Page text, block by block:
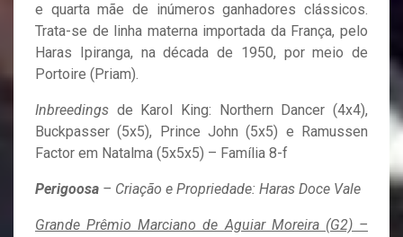
e quarta mãe de inúmeros ganhadores clássicos.
Trata-se de linha materna importada da França, pelo
Haras Ipiranga, na década de 1950, por meio de
Portoire (Priam).
Inbreedings de Karol King: Northern Dancer (4x4),
Buckpasser (5x5), Prince John (5x5) e Ramussen
Factor em Natalma (5x5x5) – Família 8-f
Perigoosa – Criação e Propriedade: Haras Doce Vale
Grande Prêmio Marciano de Aguiar Moreira (G2) –